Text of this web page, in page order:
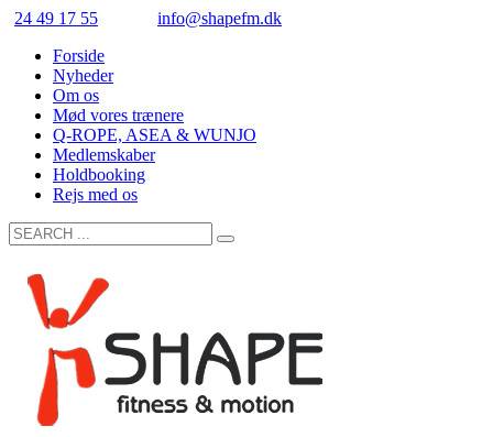
24 49 17 55
info@shapefm.dk
Forside
Nyheder
Om os
Mød vores trænere
Q-ROPE, ASEA & WUNJO
Medlemskaber
Holdbooking
Rejs med os